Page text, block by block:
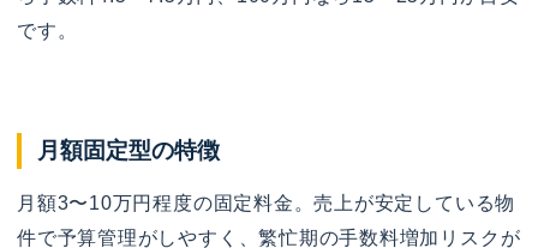
です。
月額固定型の特徴
月額3〜10万円程度の固定料金。売上が安定している物
件で予算管理がしやすく、繁忙期の手数料増加リスクが